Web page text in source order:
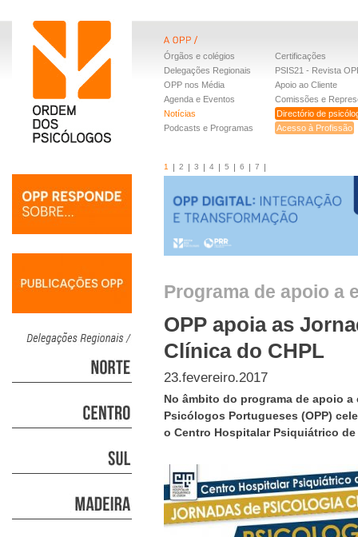
Órgãos e colégios
Delegações Regionais
OPP nos Média
Agenda e Eventos
Notícias
Podcasts e Programas
Certificações
PSIS21 - Revista
Apoio ao Cliente
Comissões e
Directório de
Acesso à Profissão
1 2 3 4 5 6 7
Programa de apoio a
OPP apoia as
Clínica do CHPL
23.fevereiro.2017
No âmbito do programa de apoio
Psicólogos Portugueses (OPP)
o Centro Hospitalar Psiquiátrico